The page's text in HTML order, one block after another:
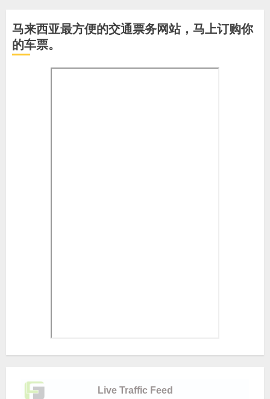
马来西亚最方便的交通票务网站，马上订购你
的车票。
Live Traffic Feed